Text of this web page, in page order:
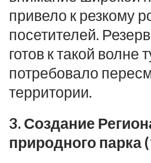
привело к резкому
посетителей.
готов к такой волне
потребовало
территории.
3. Создание
природного парка